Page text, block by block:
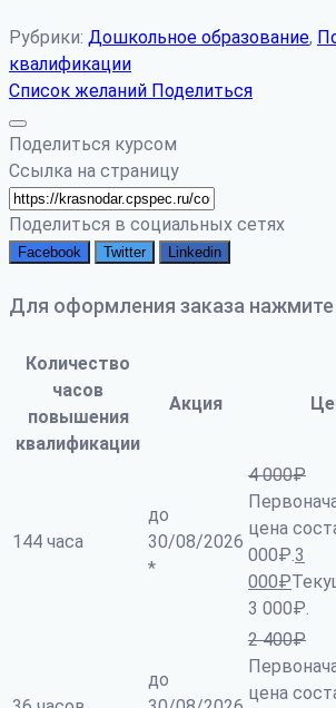
Рубрики: Дошкольное образование,
квалификации
Список желаний Поделиться
Поделиться курсом
Ссылка на страницу
Поделиться в социальных сетях
Facebook Twitter Linkedin
Для оформления заказа нажмите
Количество
часов
повышения
квалификации
Акция
144 часа
до
30/08/2026
*
4 000₽
цена
000₽.3
000₽
3 000₽.
до
2 400₽
цена